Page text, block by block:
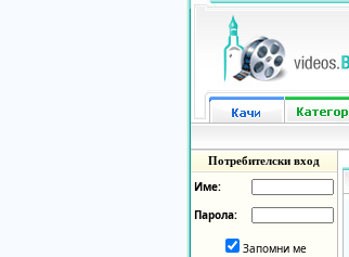
Потребителски вход
Име:
Парола:
Запомни ме